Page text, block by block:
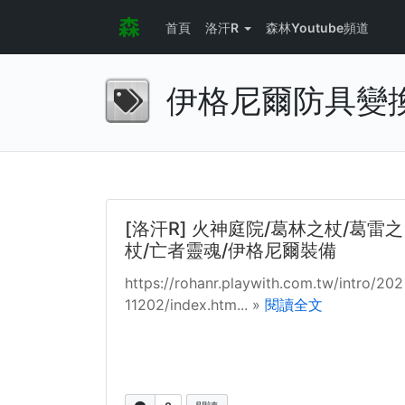
首頁 洛汗R 森林Youtube頻道
伊格尼爾防具變
[洛汗R] 火神庭院/葛林之杖/葛雷之
杖/亡者靈魂/伊格尼爾裝備
https://rohanr.playwith.com.tw/intro/202
11202/index.htm... » 閱讀全文